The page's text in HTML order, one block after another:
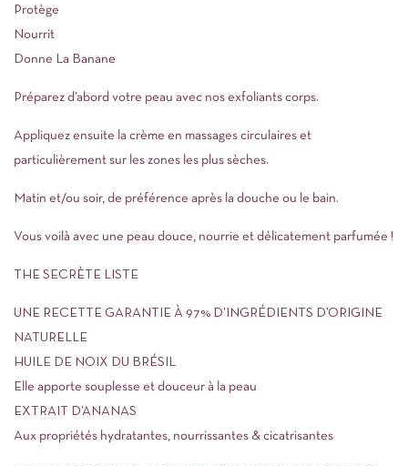
Protège
Nourrit
Donne La Banane
Préparez d’abord votre peau avec nos exfoliants corps.
Appliquez ensuite la crème en massages circulaires et
particulièrement sur les zones les plus sèches.
Matin et/ou soir, de préférence après la douche ou le bain.
Vous voilà avec une peau douce, nourrie et délicatement parfumée !
THE SECRÈTE LISTE
UNE RECETTE GARANTIE À 97% D’INGRÉDIENTS D’ORIGINE
NATURELLE
HUILE DE NOIX DU BRÉSIL
Elle apporte souplesse et douceur à la peau
EXTRAIT D’ANANAS
Aux propriétés hydratantes, nourrissantes & cicatrisantes